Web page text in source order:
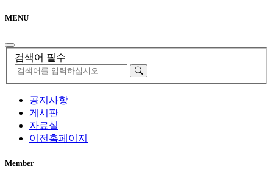
MENU
검색어 필수
공지사항
게시판
자료실
이전홈페이지
Member